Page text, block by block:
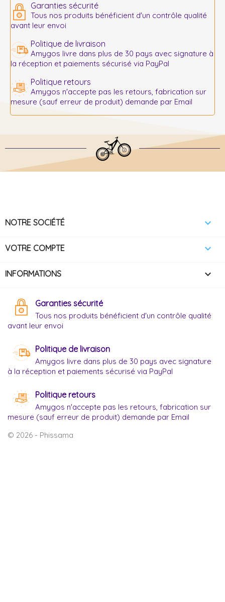
Garanties sécurité
Tous nos produits bénéficient d'un contrôle qualité
avant leur envoi
Politique de livraison
Amygos livre dans plus de 30 pays avec signature à
la réception et paiements sécurisé via PayPal
Politique retours
Amygos n'accepte pas les retours, fabrication sur
mesure (sauf erreur de produit) demande par Email
NOTRE SOCIÉTÉ 
VOTRE COMPTE 
INFORMATIONS keyboard_arrow_down
Garanties sécurité
Tous nos produits bénéficient d'un contrôle qualité
avant leur envoi
Politique de livraison
Amygos livre dans plus de 30 pays avec signature
à la réception et paiements sécurisé via PayPal
Politique retours
Amygos n'accepte pas les retours, fabrication sur
mesure (sauf erreur de produit) demande par Email
© 2026 - Phissama